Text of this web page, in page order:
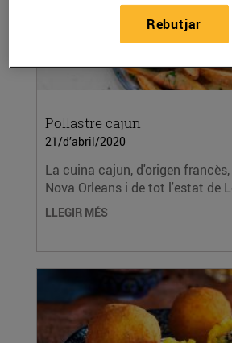
Pollastre cajun
21/d’abril/2020
La cuina cajun, d'origen
Nova Orleans i de tot l'estat de
LLEGIR MÉS
Rebutjar